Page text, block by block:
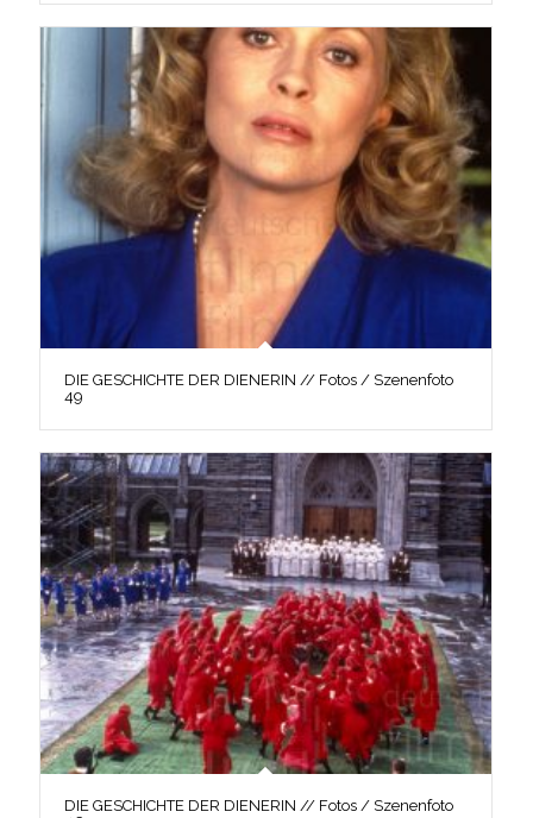
DIE GESCHICHTE DER DIENERIN // Fotos / Szenenfoto
49
DIE GESCHICHTE DER DIENERIN // Fotos / Szenenfoto